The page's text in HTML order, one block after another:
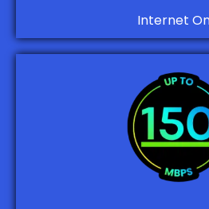
Internet